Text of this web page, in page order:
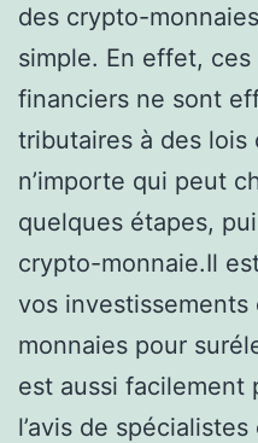
des crypto-
simple. En effet,
financiers ne sont
tributaires à des lois
n’importe qui peut
quelques étapes,
crypto-monnaie.Il
vos
monnaies pour
est aussi facilement
l’avis de